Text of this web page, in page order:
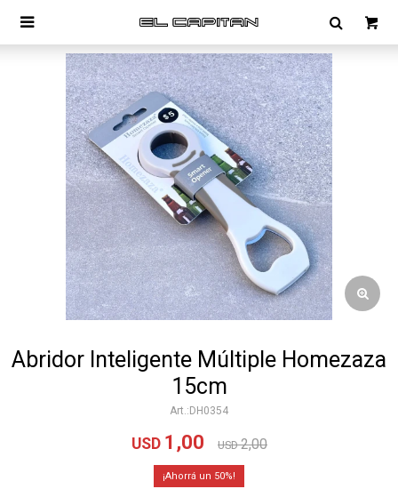

Abridor Inteligente Múltiple Homezaza
15cm
DH0354
USD 1,00 USD 2,00
50